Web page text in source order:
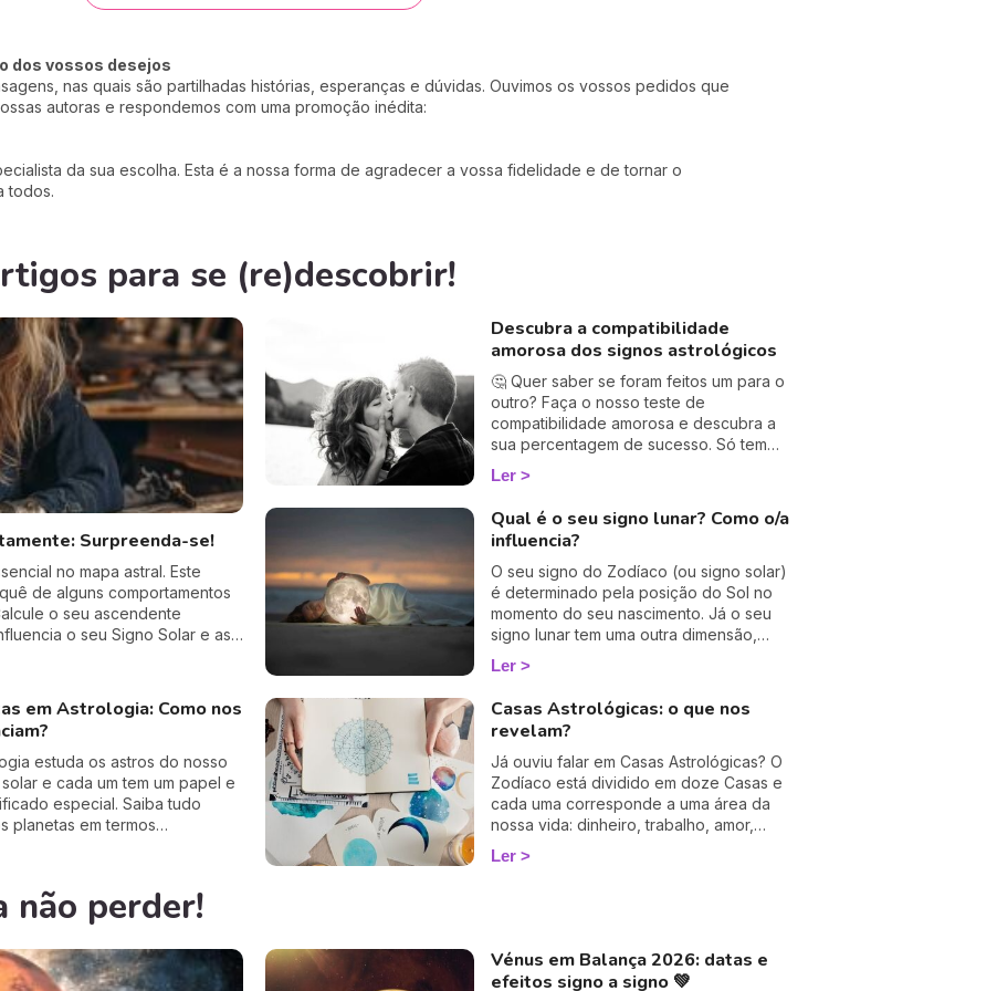
dos vossos desejos
nas quais são partilhadas histórias, esperanças e dúvidas. Ouvimos os vossos pedidos que
autoras e respondemos com uma promoção inédita:
da sua escolha. Esta é a nossa forma de agradecer a vossa fidelidade e de tornar o
todos.
para se (re)descobrir!
Surpreenda-se!
no mapa astral. Este
de alguns comportamentos
o seu ascendente
o seu Signo Solar e as
a 100%, apenas precisa de
Descubra a compatibilidade
amorosa dos signos astrológicos
🤔 Quer saber se foram feitos um para o
outro? Faça o nosso teste de
compatibilidade amorosa e descubra a
sua percentagem de sucesso. Só tem
de colocar o seu signo astrológico e o
da sua cara-metade para descobrir as
vossas afinidades. Não se esqueça de
deixar um comentário para dizer o que
achou! 💕🌈
Ler
Qual é o seu signo lunar? Como o/a
influencia?
O seu signo do Zodíaco (ou signo solar)
é determinado pela posição do Sol no
momento do seu nascimento. Já o seu
signo lunar tem uma outra dimensão,
também essencial mais menos
conhecida. Na astrologia, a Lua
simboliza o inconsciente, as emoções
profundas e as reações instintivas que
se manifestam quando não estamos sob
a influência do nosso ego solar. 🌜
Ler
em Astrologia: Como nos
estuda os astros do nosso
e cada um tem um papel e
especial. Saiba tudo
planetas em termos
e astrológicos e descubra
astros o/a poderão influenciar...
Casas Astrológicas: o que nos
revelam?
Já ouviu falar em Casas Astrológicas? O
Zodíaco está dividido em doze Casas e
cada uma corresponde a uma área da
nossa vida: dinheiro, trabalho, amor,
família... Calculadas a partir da hora do
nascimento, estas são imprescindíveis
Ler
perder!
Vénus em Balança 2026: datas e
efeitos signo a signo 💚